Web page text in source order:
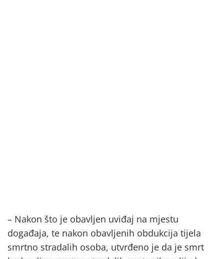
– Nakon što je obavljen uviđaj na mjestu
događaja, te nakon obavljenih obdukcija tijela
smrtno stradalih osoba, utvrđeno je da je smrt